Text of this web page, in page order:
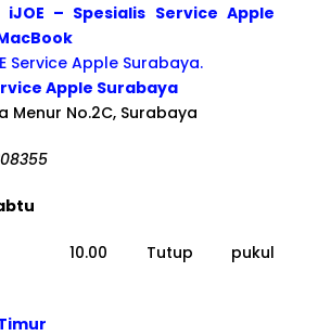
iJOE – Spesialis Service Apple
Service Apple Surabaya.
Apple Surabaya
Menur No.2C, Surabaya
10.00 Tutup pukul